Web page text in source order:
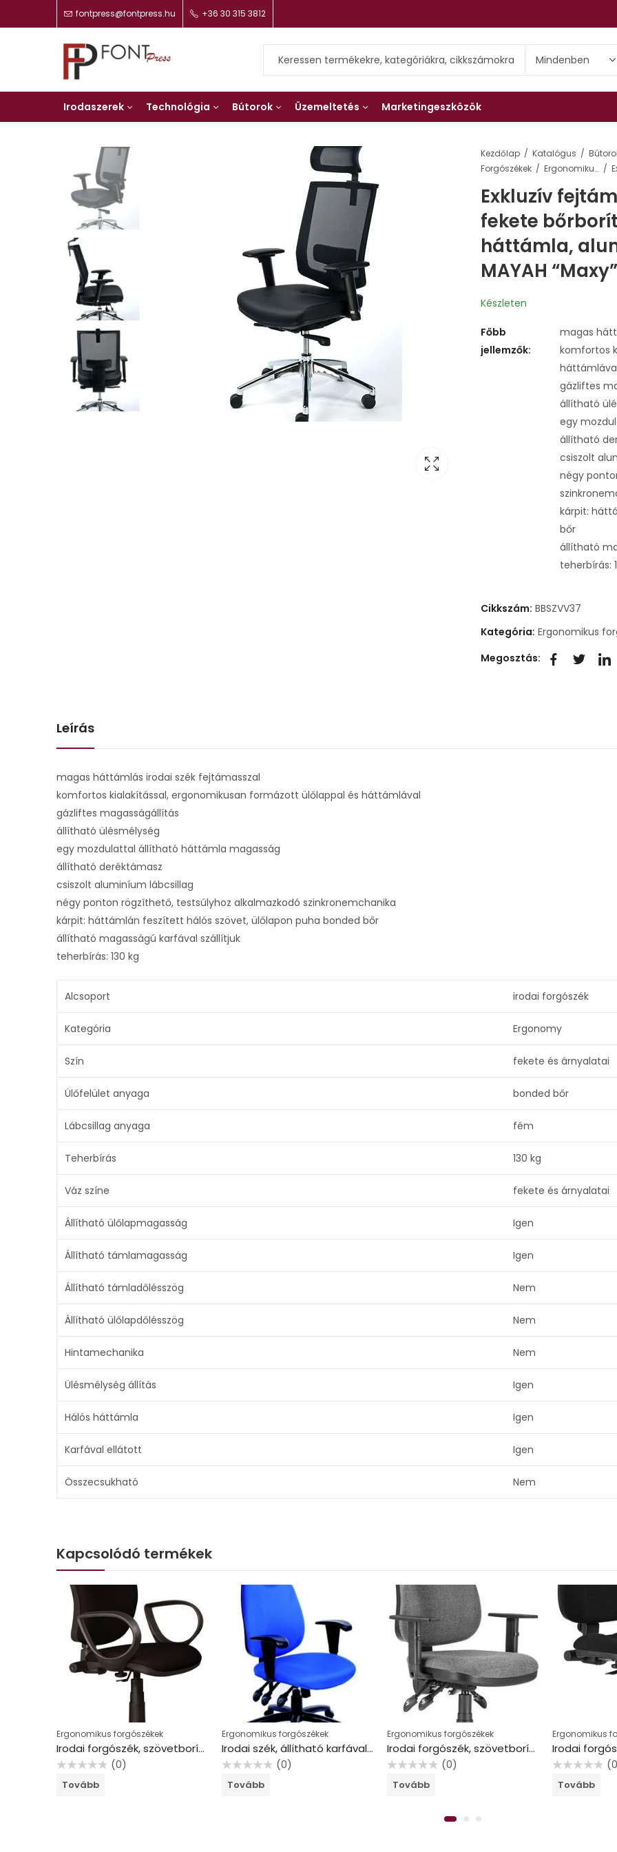
fontpress@fontpress.hu +36 30 315 3812
Irodaszerek Technológia Bútorok Üzemeltetés Marketingeszközök
Kezdőlap Katalógus
Forgószékek
Ergonomikus forgószékek
Exkluzív
fekete
háttámla,
MAYAH “Maxy”
Készleten
Főbb
jellemzők:
magas
komfortos
gázliftes
állítható
egy
állítható
csiszolt
négy
kárpit:
bőr
állítható
teherbírás:
Cikkszám: BBSZVV37
Kategória: Ergonomikus
Megosztás:
Leírás
magas háttámlás irodai szék fejtámasszal
komfortos kialakítással, ergonomikusan formázott ülőlappal és háttámlával
gázliftes magasságállítás
állítható ülésmélység
egy mozdulattal állítható háttámla magasság
állítható deréktámasz
csiszolt aluminíum lábcsillag
négy ponton rögzíthető, testsúlyhoz alkalmazkodó szinkronemchanika
kárpit: háttámlán feszített hálós szövet, ülőlapon puha bonded bőr
állítható magasságú karfával szállítjuk
teherbírás: 130 kg
Alcsoport irodai forgószék
Kategória Ergonomy
Szín fekete és árnyalatai
Ülőfelület anyaga bonded bőr
Lábcsillag anyaga fém
Teherbírás 130 kg
Váz színe fekete és árnyalatai
Állítható ülőlapmagasság Igen
Állítható támlamagasság Igen
Állítható támladőlésszög Nem
Állítható ülőlapdőlésszög Nem
Hintamechanika Nem
Ülésmélység állítás Igen
Hálós háttámla Igen
Karfával ellátott Igen
Összecsukható Nem
Kapcsolódó termékek
Ergonomikus forgószékek
Irodai forgószék, szövetborítás, fekete lábkereszt, “Nuvola”, fekete
(0)
Tovább
Ergonomikus forgószékek
Irodai szék, állítható karfával, exkluzív kék szövetborítás, fekete lábkereszt, MAYAH “Energetic”
(0)
Tovább
Ergonomikus forgószékek
Irodai forgószék, szövetborítás, fekete lábkereszt, karfával, “Xenia ASYN “, világosszürke
(0)
Tovább
Ergonomikus
Tovább